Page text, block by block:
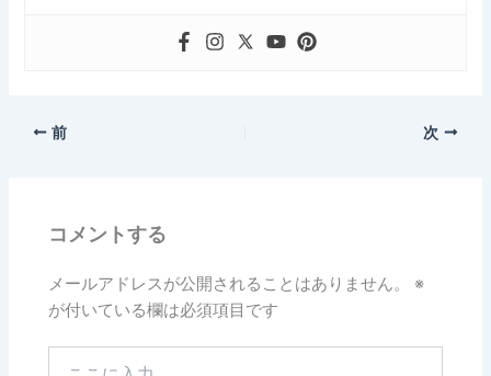
前 次
コメントする
メールアドレスが公開されることはありません。
※
が付いている欄は必須項目です